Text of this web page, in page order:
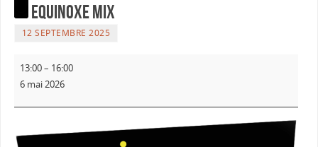
Equinoxe Mix
12 SEPTEMBRE 2025
13:00– 16:00
6 mai 2026